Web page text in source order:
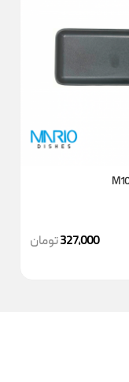
327,000تومان